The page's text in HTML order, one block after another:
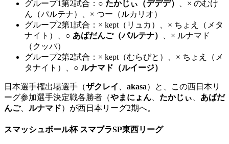
グループ1第2試合： ○ たかじぃ（デデデ）
、× のむけ
ん（パルテナ）、× つー（ルカリオ）
グループ2第1試合：× kept（リュカ）、× ちょえ（メタ
ナイト）、 ○ あばだんご（パルテナ）
、× ルナマド
（クッパ）
グループ2第2試合：× kept（むらびと）、× ちょえ（メ
タナイト）、 ○ ルナマド（ルイージ）
日本選手権出場選手（ザクレイ akasa）と、この西日本リ
ーグ参加選手決定戦各勝者（やまにょん たかじぃ
あばだ
んご、 ルナマド）が西日本リーグ2期へ。
スマッシュボール杯 スマブラSP東西リーグ